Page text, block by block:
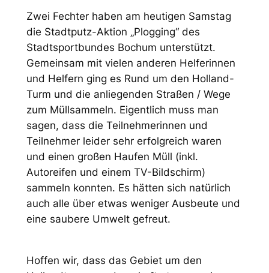
Zwei Fechter haben am heutigen Samstag
die Stadtputz-Aktion „Plogging“ des
Stadtsportbundes Bochum unterstützt.
Gemeinsam mit vielen anderen Helferinnen
und Helfern ging es Rund um den Holland-
Turm und die anliegenden Straßen / Wege
zum Müllsammeln. Eigentlich muss man
sagen, dass die Teilnehmerinnen und
Teilnehmer leider sehr erfolgreich waren
und einen großen Haufen Müll (inkl.
Autoreifen und einem TV-Bildschirm)
sammeln konnten. Es hätten sich natürlich
auch alle über etwas weniger Ausbeute und
eine saubere Umwelt gefreut.
Hoffen wir, dass das Gebiet um den